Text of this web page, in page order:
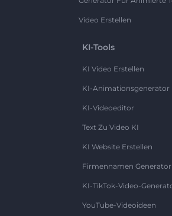
Video Erstellen
KI-Tools
KI Video Erstellen
KI-Animationsgenerator
KI-Videoeditor
Text Zu Video KI
KI Website Erstellen
Firmennamen Generator
KI-TikTok-Video-
YouTube-Videoideen